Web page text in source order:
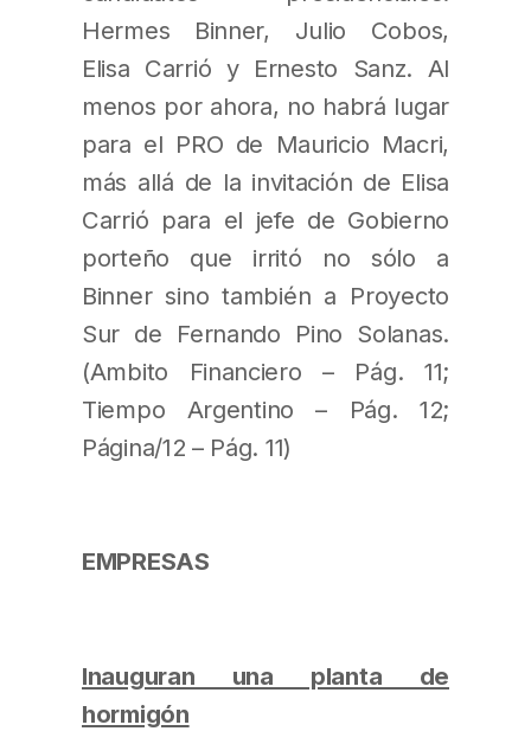
Hermes Binner, Julio Cobos,
Elisa Carrió y Ernesto Sanz. Al
menos por ahora, no habrá lugar
para el PRO de Mauricio Macri,
más allá de la invitación de Elisa
Carrió para el jefe de Gobierno
porteño que irritó no sólo a
Binner sino también a Proyecto
Sur de Fernando Pino Solanas.
(Ambito Financiero – Pág. 11;
Tiempo Argentino – Pág. 12;
Página/12 – Pág. 11)
EMPRESAS
Inauguran una planta de
hormigón